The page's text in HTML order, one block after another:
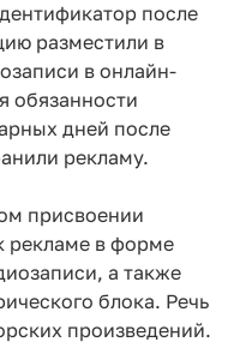
после
разместили в
в онлайн-
обязанности
дней после
рекламу.
присвоении
рекламе в форме
а также
блока. Речь
произведений.